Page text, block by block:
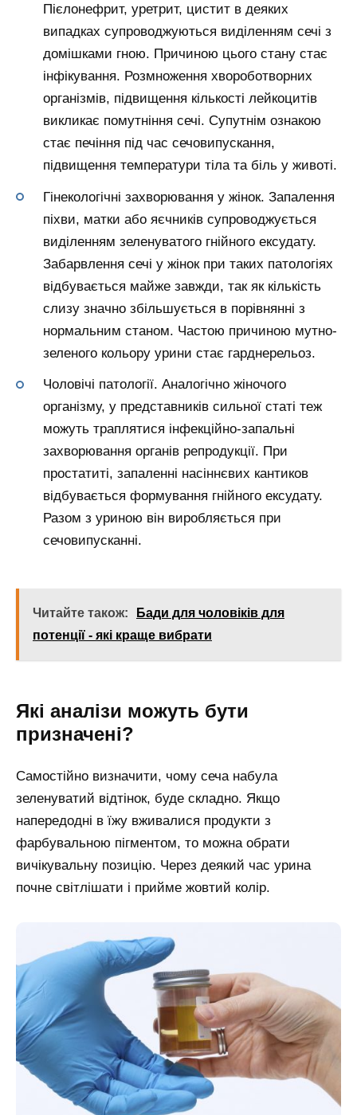
Пієлонефрит, уретрит, цистит в деяких
випадках супроводжуються виділенням сечі з
домішками гною. Причиною цього стану стає
інфікування. Розмноження хвороботворних
організмів, підвищення кількості лейкоцитів
викликає помутніння сечі. Супутнім ознакою
стає печіння під час сечовипускання,
підвищення температури тіла та біль у животі.
Гінекологічні захворювання у жінок. Запалення
піхви, матки або яєчників супроводжується
виділенням зеленуватого гнійного ексудату.
Забарвлення сечі у жінок при таких патологіях
відбувається майже завжди, так як кількість
слизу значно збільшується в порівнянні з
нормальним станом. Частою причиною мутно-
зеленого кольору урини стає гарднерельоз.
Чоловічі патології. Аналогічно жіночого
організму, у представників сильної статі теж
можуть траплятися інфекційно-запальні
захворювання органів репродукції. При
простатиті, запаленні насіннєвих кантиков
відбувається формування гнійного ексудату.
Разом з уриною він виробляється при
сечовипусканні.
Читайте також:
Бади для чоловіків для
потенції - які краще вибрати
Які аналізи можуть бути
призначені?
Самостійно визначити, чому сеча набула
зеленуватий відтінок, буде складно. Якщо
напередодні в їжу вживалися продукти з
фарбувальною пігментом, то можна обрати
вичікувальну позицію. Через деякий час урина
почне світлішати і прийме жовтий колір.